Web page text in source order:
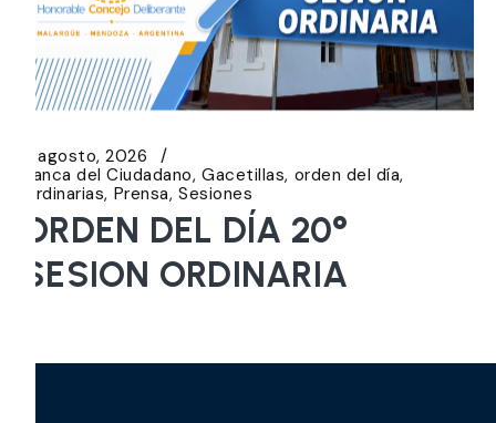
5 agosto, 2026
Banca del Ciudadano Gacetillas orden del día
Ordinarias Prensa Sesiones
ORDEN DEL DÍA 20°
SESION ORDINARIA